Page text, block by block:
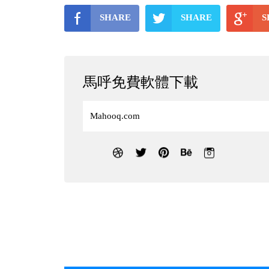
SHARE SHARE
馬呼免費軟體下載
Mahooq.com